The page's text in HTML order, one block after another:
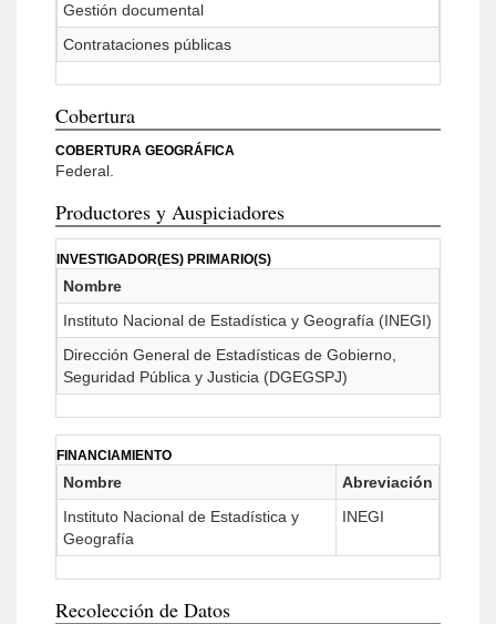
Gestión documental
Contrataciones públicas
Cobertura
COBERTURA GEOGRÁFICA
Federal.
Productores y Auspiciadores
INVESTIGADOR(ES) PRIMARIO(S)
Nombre
Instituto Nacional de Estadística y Geografía (INEGI)
Dirección General de Estadísticas de Gobierno,
Seguridad Pública y Justicia (DGEGSPJ)
FINANCIAMIENTO
Nombre
Abreviación
Instituto Nacional de Estadística y
Geografía
INEGI
Recolección de Datos